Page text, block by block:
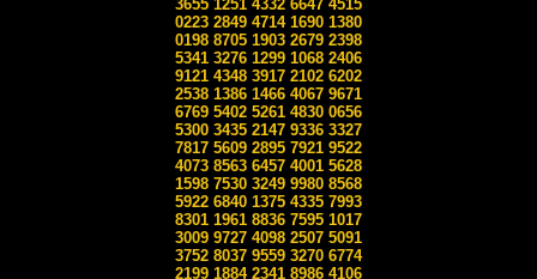
3655 1251 4332 6647 4515
0223 2849 4714 1690 1380
0198 8705 1903 2679 2398
5341 3276 1299 1068 2406
9121 4348 3917 2102 6202
2538 1386 1466 4067 9671
6769 5402 5261 4830 0656
5300 3435 2147 9336 3327
7817 5609 2895 7921 9522
4073 8563 6457 4001 5628
1598 7530 3249 9980 8568
5922 6840 1375 4335 7993
8301 1961 8836 7595 1017
3009 9727 4098 2507 5091
3752 8037 9559 3270 6774
2199 1884 2341 8986 4106